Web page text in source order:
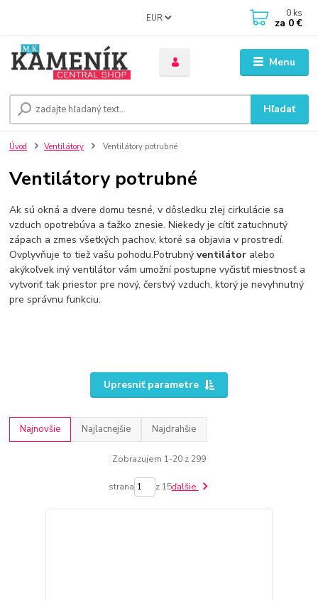
Menu
EUR
Hľadať
0 ks
za 0 €
Úvod Ventilátory Ventilátory potrubné
Ventilátory potrubné
Ak sú okná a dvere domu tesné, v dôsledku zlej cirkulácie sa
vzduch opotrebúva a ťažko znesie. Niekedy je cítiť zatuchnutý
zápach a zmes všetkých pachov, ktoré sa objavia v prostredí.
Ovplyvňuje to tiež vašu pohodu.Potrubný ventilátor alebo
akýkoľvek iný ventilátor vám umožní postupne vyčistiť miestnosť a
vytvoriť tak priestor pre nový, čerstvý vzduch, ktorý je nevyhnutný
pre správnu funkciu.
Upresniť parametre
Najnovšie Najlacnejšie Najdrahšie
Zobrazujem 1-20 z 299
strana z 15ďalšie